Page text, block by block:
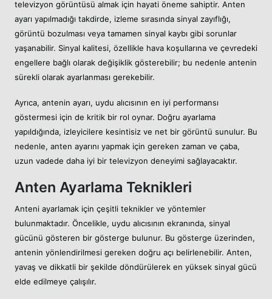
televizyon görüntüsü almak için hayati öneme sahiptir. Anten
ayarı yapılmadığı takdirde, izleme sırasında sinyal zayıflığı,
görüntü bozulması veya tamamen sinyal kaybı gibi sorunlar
yaşanabilir. Sinyal kalitesi, özellikle hava koşullarına ve çevredeki
engellere bağlı olarak değişiklik gösterebilir; bu nedenle antenin
sürekli olarak ayarlanması gerekebilir.
Ayrıca, antenin ayarı, uydu alıcısının en iyi performansı
göstermesi için de kritik bir rol oynar. Doğru ayarlama
yapıldığında, izleyicilere kesintisiz ve net bir görüntü sunulur. Bu
nedenle, anten ayarını yapmak için gereken zaman ve çaba,
uzun vadede daha iyi bir televizyon deneyimi sağlayacaktır.
Anten Ayarlama Teknikleri
Anteni ayarlamak için çeşitli teknikler ve yöntemler
bulunmaktadır. Öncelikle, uydu alıcısının ekranında, sinyal
gücünü gösteren bir gösterge bulunur. Bu gösterge üzerinden,
antenin yönlendirilmesi gereken doğru açı belirlenebilir. Anten,
yavaş ve dikkatli bir şekilde döndürülerek en yüksek sinyal gücü
elde edilmeye çalışılır.